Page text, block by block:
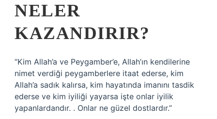
NELER
KAZANDIRIR?
“Kim Allah’a ve Peygamber’e, Allah’ın kendilerine
nimet verdiği peygamberlere itaat ederse, kim
Allah’a sadık kalırsa, kim hayatında imanını tasdik
ederse ve kim iyiliği yayarsa işte onlar iyilik
yapanlardandır. . Onlar ne güzel dostlardır.”